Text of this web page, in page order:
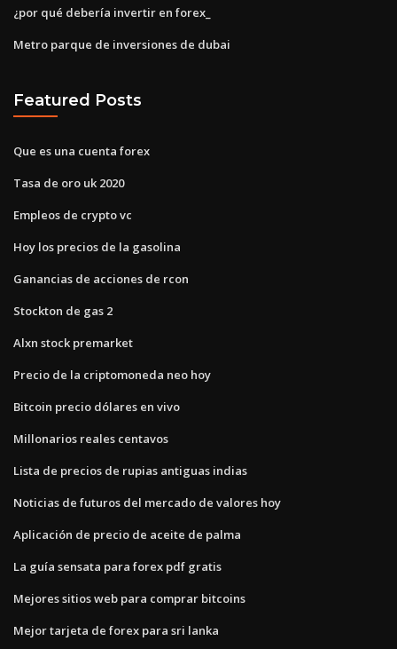
¿por qué debería invertir en forex_
Metro parque de inversiones de dubai
Featured Posts
Que es una cuenta forex
Tasa de oro uk 2020
Empleos de crypto vc
Hoy los precios de la gasolina
Ganancias de acciones de rcon
Stockton de gas 2
Alxn stock premarket
Precio de la criptomoneda neo hoy
Bitcoin precio dólares en vivo
Millonarios reales centavos
Lista de precios de rupias antiguas indias
Noticias de futuros del mercado de valores hoy
Aplicación de precio de aceite de palma
La guía sensata para forex pdf gratis
Mejores sitios web para comprar bitcoins
Mejor tarjeta de forex para sri lanka